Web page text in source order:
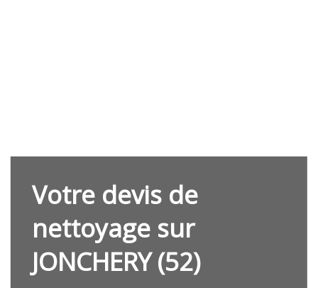
Votre devis de
nettoyage sur
JONCHERY (52)